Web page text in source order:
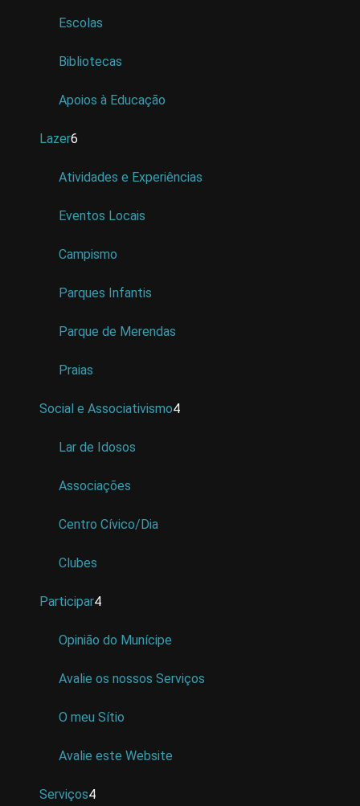
Escolas
Bibliotecas
Apoios à Educação
Lazer6
Atividades e Experiências
Eventos Locais
Campismo
Parques Infantis
Parque de Merendas
Praias
Social e Associativismo4
Lar de Idosos
Associações
Centro Cívico/Dia
Clubes
Participar4
Opinião do Munícipe
Avalie os nossos Serviços
O meu Sítio
Avalie este Website
Serviços4